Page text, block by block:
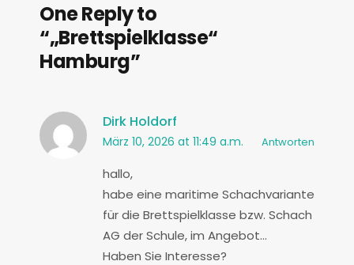
One Reply to
“„Brettspielklasse“
Hamburg”
Dirk Holdorf
März 10, 2026 at 11:49 a.m. Antworten
hallo,
habe eine maritime Schachvariante
für die Brettspielklasse bzw. Schach
AG der Schule, im Angebot…
Haben Sie Interesse?